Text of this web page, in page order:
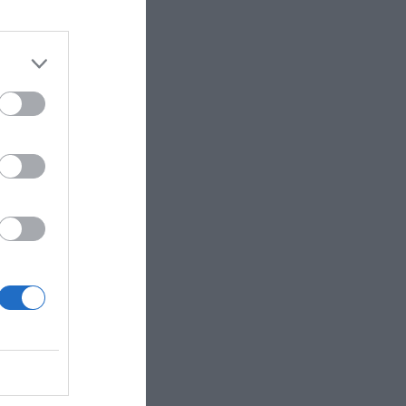
τη Γάζα.
ενόψει
της